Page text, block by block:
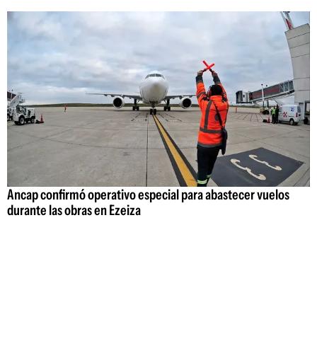
Ancap confirmó operativo especial para abastecer vuelos
durante las obras en Ezeiza